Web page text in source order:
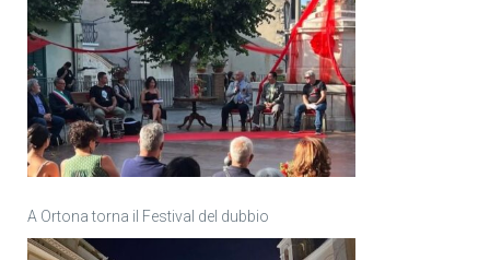
A Ortona torna il Festival del dubbio